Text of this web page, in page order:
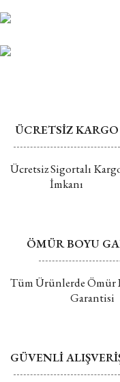
edilmemektedir.
ÜCRETSİZ KARGO
Ücretsiz Sigortalı
İmkanı
ÖMÜR BOYU
Tüm Ürünlerde Ömür
Garantisi
GÜVENLİ